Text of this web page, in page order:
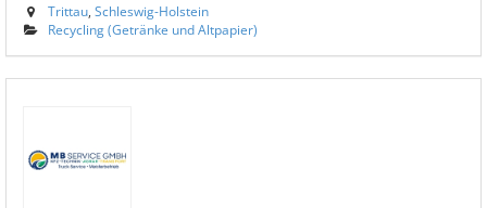
Trittau Schleswig-Holstein
Recycling (Getränke und Altpapier)